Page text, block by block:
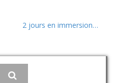
2 jours en immersion…